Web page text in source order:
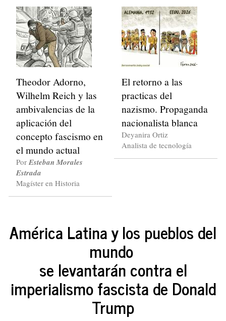
Theodor Adorno,
Wilhelm Reich y las
ambivalencias de la
aplicación del
concepto fascismo en
el mundo actual
PorEsteban Morales
Estrada
Magíster en Historia
El retorno a las
practicas del
nazismo. Propaganda
nacionalista blanca
Deyanira Ortiz
Analista de tecnología
América Latina y los pueblos del
mundo
se levantarán contra el
imperialismo fascista de Donald
Trump